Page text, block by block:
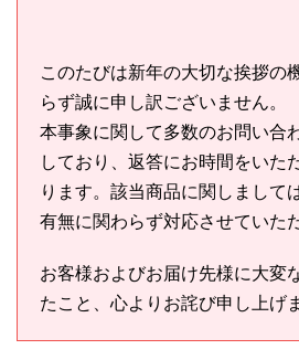
このたびは新年の大切な挨拶の
らず誠に申し訳ございません。
本事象に関して多数のお問い合
しており、返答にお時間をいた
ります。該当商品に関しまして
有無に関わらず対応させていた
お客様およびお届け先様に大変
たこと、心よりお詫び申し上げ